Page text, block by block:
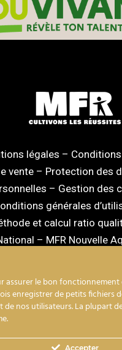
légales –
vente– Protection des
– Gestion des
générales
et calcul ratio
– MFR Nouvelle
linkedin youtube
assurer le bon fonctionnement
enregistrer de petits fichiers
de nos utilisateurs. La plupart
Accepter